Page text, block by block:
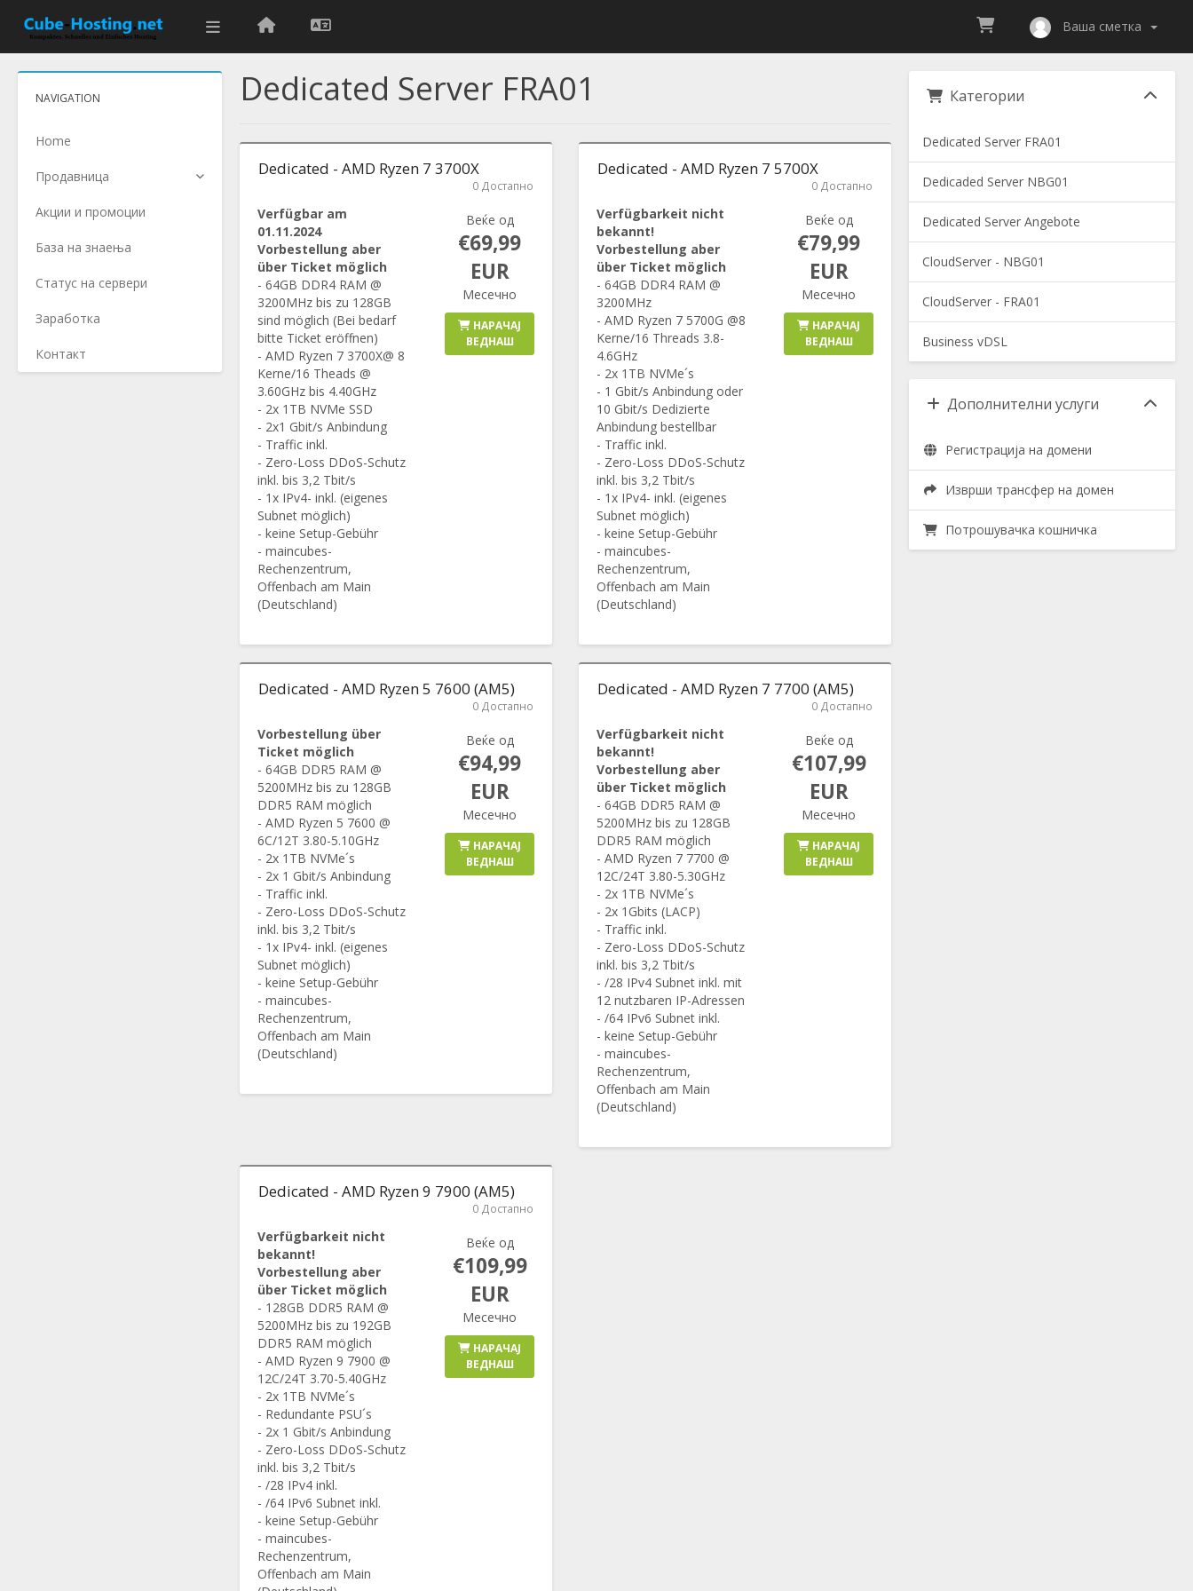
Ваша сметка
NAVIGATION
Home
Продавница
Акции и промоции
База на знаења
Статус на сервери
Заработка
Контакт
Dedicated Server FRA01
Dedicated - AMD Ryzen 7 3700X
0 Достапно
Verfügbar am
01.11.2024
Vorbestellung aber
über Ticket möglich
- 64GB DDR4 RAM @
3200MHz bis zu 128GB
sind möglich (Bei bedarf
bitte Ticket eröffnen)
- AMD Ryzen 7 3700X@ 8
Kerne/16 Theads @
3.60GHz bis 4.40GHz
- 2x 1TB NVMe SSD
- 2x1 Gbit/s Anbindung
- Traffic inkl.
- Zero-Loss DDoS-Schutz
inkl. bis 3,2 Tbit/s
- 1x IPv4- inkl. (eigenes
Subnet möglich)
- keine Setup-Gebühr
- maincubes-
Rechenzentrum,
Offenbach am Main
(Deutschland)
Веќе од
€69,99
EUR
Месечно
НАРАЧАЈ
ВЕДНАШ
Dedicated - AMD Ryzen 7 5700X
0 Достапно
Verfügbarkeit nicht
bekannt!
Vorbestellung aber
über Ticket möglich
- 64GB DDR4 RAM @
3200MHz
- AMD Ryzen 7 5700G @8
Kerne/16 Threads 3.8-
4.6GHz
- 2x 1TB NVMe´s
- 1 Gbit/s Anbindung oder
10 Gbit/s Dedizierte
Anbindung bestellbar
- Traffic inkl.
- Zero-Loss DDoS-Schutz
inkl. bis 3,2 Tbit/s
- 1x IPv4- inkl. (eigenes
Subnet möglich)
- keine Setup-Gebühr
- maincubes-
Rechenzentrum,
Offenbach am Main
(Deutschland)
Веќе од
€79,99
EUR
Месечно
НАРАЧАЈ
ВЕДНАШ
Dedicated - AMD Ryzen 5 7600 (AM5)
0 Достапно
Vorbestellung über
Ticket möglich
- 64GB DDR5 RAM @
5200MHz bis zu 128GB
DDR5 RAM möglich
- AMD Ryzen 5 7600 @
6C/12T 3.80-5.10GHz
- 2x 1TB NVMe´s
- 2x 1 Gbit/s Anbindung
- Traffic inkl.
- Zero-Loss DDoS-Schutz
inkl. bis 3,2 Tbit/s
- 1x IPv4- inkl. (eigenes
Subnet möglich)
- keine Setup-Gebühr
- maincubes-
Rechenzentrum,
Offenbach am Main
(Deutschland)
Веќе од
€94,99
EUR
Месечно
НАРАЧАЈ
ВЕДНАШ
Dedicated - AMD Ryzen 7 7700 (AM5)
0 Достапно
Verfügbarkeit nicht
bekannt!
Vorbestellung aber
über Ticket möglich
- 64GB DDR5 RAM @
5200MHz bis zu 128GB
DDR5 RAM möglich
- AMD Ryzen 7 7700 @
12C/24T 3.80-5.30GHz
- 2x 1TB NVMe´s
- 2x 1Gbits (LACP)
- Traffic inkl.
- Zero-Loss DDoS-Schutz
inkl. bis 3,2 Tbit/s
- /28 IPv4 Subnet inkl. mit
12 nutzbaren IP-Adressen
- /64 IPv6 Subnet inkl.
- keine Setup-Gebühr
- maincubes-
Rechenzentrum,
Offenbach am Main
(Deutschland)
Веќе од
€107,99
EUR
Месечно
НАРАЧАЈ
ВЕДНАШ
Dedicated - AMD Ryzen 9 7900 (AM5)
0 Достапно
Verfügbarkeit nicht
bekannt!
Vorbestellung aber
über Ticket möglich
- 128GB DDR5 RAM @
5200MHz bis zu 192GB
DDR5 RAM möglich
- AMD Ryzen 9 7900 @
12C/24T 3.70-5.40GHz
- 2x 1TB NVMe´s
- Redundante PSU´s
- 2x 1 Gbit/s Anbindung
- Zero-Loss DDoS-Schutz
inkl. bis 3,2 Tbit/s
- /28 IPv4 inkl.
- /64 IPv6 Subnet inkl.
- keine Setup-Gebühr
- maincubes-
Rechenzentrum,
Offenbach am Main
Веќе од
€109,99
EUR
Месечно
НАРАЧАЈ
ВЕДНАШ
Категории
Dedicated Server FRA01
Dedicaded Server NBG01
Dedicated Server Angebote
CloudServer - NBG01
CloudServer - FRA01
Business vDSL
Дополнителни услуги
Регистрација на домени
Изврши трансфер на домен
Потрошувачка кошничка